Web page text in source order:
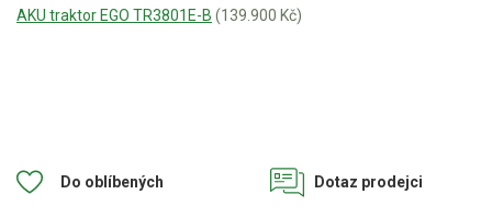
AKU traktor EGO TR3801E-B (139.900 Kč)
Do oblíbených Dotaz prodejci